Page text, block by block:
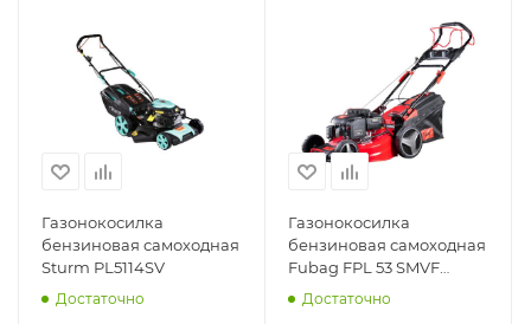
Газонокосилка
бензиновая самоходная
Sturm PL5114SV
Достаточно
Газонокосилка
бензиновая самоходная
Fubag FPL 53 SMVF
(46284) (регулировка
скорости, верт. хран.)
Достаточно